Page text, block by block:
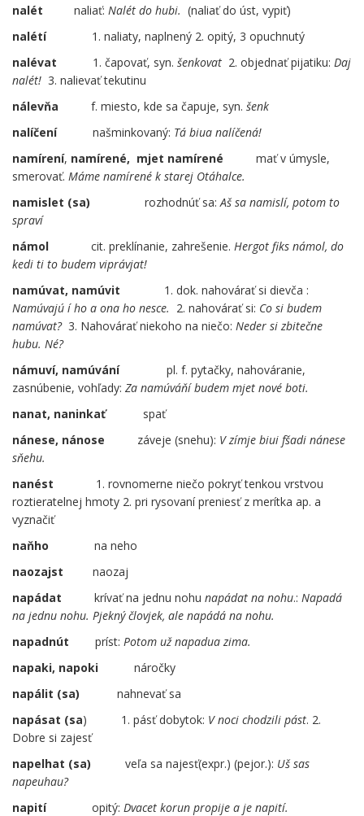
nalét naliať: Nalét do hubi. (naliať do úst, vypiť)
nalétí
1. naliaty, naplnený 2. opitý, 3 opuchnutý
nalévat 1. čapovať, syn. šenkovat 2. objednať pijatiku: Daj
nalét! 3. nalievať tekutinu
nálevňa f. miesto, kde sa čapuje, syn. šenk
nalíčení našminkovaný: Tá biua nalíčená!
namírení, namírené, mjet namírené mať v úmysle,
smerovať. Máme namírené k starej Otáhalce.
namislet (sa) rozhodnúť sa:Aš sa namislí, potom to
spraví
námol cit. preklínanie, zahrešenie. Hergot fiks námol, do
kedi ti to budem viprávjat!
namúvat, namúvit
1. dok. nahovárať si dievča :
Namúvajú í ho a ona ho nesce. 2. nahovárať si: Co si budem
namúvat? 3. Nahovárať niekoho na niečo: Neder si zbitečne
hubu. Né?
námuví, namúvání
pl. f. pytačky, nahováranie,
zasnúbenie, vohľady: Za namúváňí budem mjet nové boti.
nanat, naninkať
spať
nánese, nánose záveje (snehu): V zímje biui fšadi nánese
sňehu.
nanést 1. rovnomerne niečo pokryť tenkou vrstvou
roztieratelnej hmoty 2. pri rysovaní preniesť z merítka ap. a
vyznačiť
naňho na neho
naozajst naozaj
napádat krívať na jednu nohu napádat na nohu.: Napadá
na jednu nohu. Pjekný človjek, ale napádá na nohu.
napadnút príst: Potom už napadua zima.
napaki, napoki náročky
napálit (sa)
nahnevať sa
napásat (sa) 1. pásť dobytok: V noci chodzili pást. 2.
Dobre si zajesť
napelhat (sa)
veľa sa najesť(expr.) (pejor.): Uš sas
napeuhau?
napití opitý: Dvacet korun propije a je napití.